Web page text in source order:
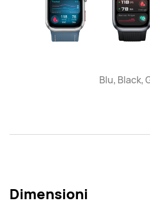
Blu, Black,
Dimensioni